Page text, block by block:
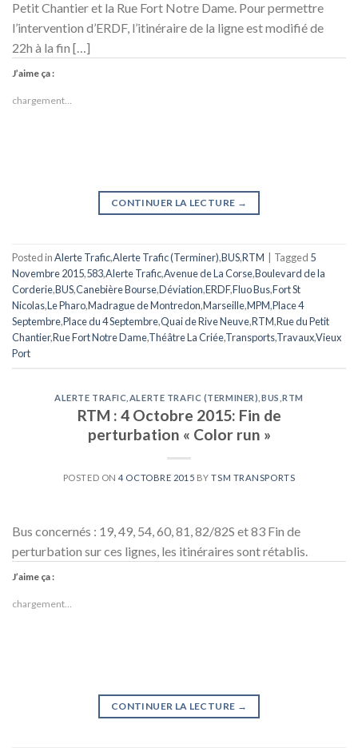
Petit Chantier et la Rue Fort Notre Dame. Pour permettre
l’intervention d’ERDF, l’itinéraire de la ligne est modifié de
22h à la fin […]
J’aime ça :
chargement…
CONTINUER LA LECTURE →
Posted inAlerte Trafic,Alerte Trafic (Terminer),BUS,RTM Tagged 5
Novembre 2015,583,Alerte Trafic,Avenue de La Corse,Boulevard de la
Corderie,BUS,Canebière Bourse,Déviation,ERDF,Fluo Bus,Fort St
Nicolas,Le Pharo,Madrague de Montredon,Marseille,MPM,Place 4
Septembre,Place du 4 Septembre,Quai de Rive Neuve,RTM,Rue du Petit
Chantier,Rue Fort Notre Dame,Théâtre La Criée,Transports,Travaux,Vieux
Port
ALERTE TRAFIC ALERTE TRAFIC (TERMINER) BUS ,RTM
RTM : 4 Octobre 2015: Fin de
perturbation « Color run »
POSTED ON4 OCTOBRE 2015 BYTSM TRANSPORTS
Bus concernés : 19, 49, 54, 60, 81, 82/82S et 83 Fin de
perturbation sur ces lignes, les itinéraires sont rétablis.
J’aime ça :
chargement…
CONTINUER LA LECTURE →